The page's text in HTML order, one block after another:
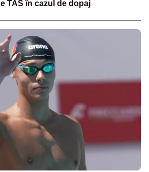
TAS în cazul de dopaj